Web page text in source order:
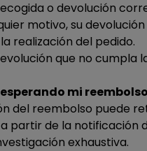
o devolución
motivo, su
realización del pedido.
que no
mi
del reembolso puede
partir de la notificación
exhaustiva.